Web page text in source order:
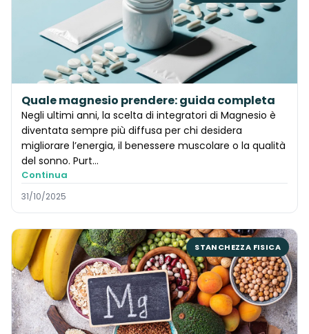
Quale magnesio prendere: guida completa
Negli ultimi anni, la scelta di integratori di Magnesio è
diventata sempre più diffusa per chi desidera
migliorare l’energia, il benessere muscolare o la qualità
del sonno. Purt…
Continua
31/10/2025
STANCHEZZA FISICA